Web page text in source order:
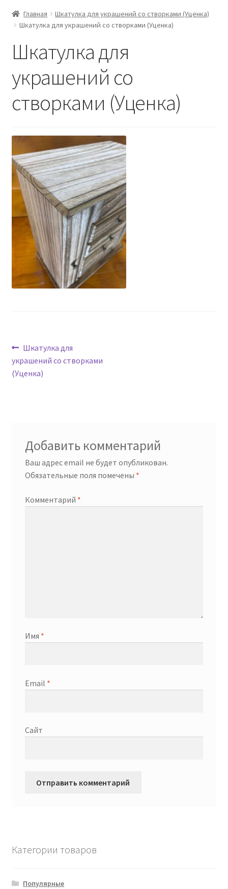
Главная
Шкатулка для украшений со створками (Уценка)
Шкатулка для украшений со створками (Уценка)
Шкатулка для
украшений со
створками (Уценка)
Навигация
по
Предыдущая
запись:
Шкатулка для
украшений со створками
(Уценка)
Добавить комментарий
Ваш адрес email не будет опубликован.
Обязательные поля помечены *
Комментарий *
Имя *
Email *
Сайт
Категории товаров
Популярные